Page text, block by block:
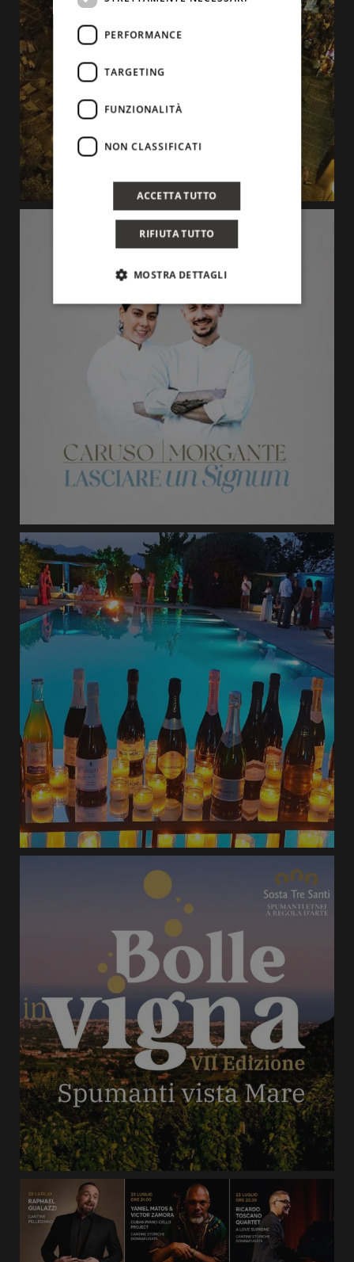
PERFORMANCE
TARGETING
FUNZIONALITÀ
NON CLASSIFICATI
ACCETTA TUTTO
RIFIUTA TUTTO
MOSTRA DETTAGLI